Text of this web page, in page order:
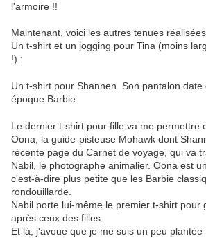
l'armoire !!
Maintenant, voici les autres tenues réalisées.
Un t-shirt et un jogging pour Tina (moins
!) :
Un t-shirt pour Shannen. Son pantalon
époque Barbie.
Le dernier t-shirt pour fille va me permettre
Oona, la guide-pisteuse Mohawk dont
récente page du Carnet de voyage, qui va
Nabil, le photographe animalier. Oona est
c'est-à-dire plus petite que les Barbie
rondouillarde.
Nabil porte lui-même le premier t-shirt pour
après ceux des filles.
Et là, j'avoue que je me suis un peu